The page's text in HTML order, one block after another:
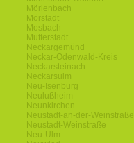
Mörlenbach
Mörstadt
Mosbach
Mutterstadt
Neckargemünd
Neckar-Odenwald-Kreis
Neckarsteinach
Neckarsulm
Neu-Isenburg
Neulußheim
Neunkirchen
Neustadt-an-der-Weinstraße
Neustadt-Weinstraße
Neu-Ulm